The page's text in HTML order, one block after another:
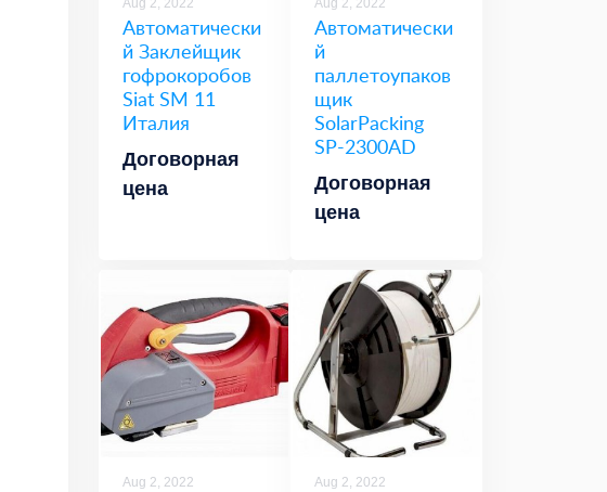
Aug 2, 2022
Автоматически
й Заклейщик
гофрокоробов
Siat SM 11
Италия
Договорная
цена
Aug 2, 2022
Автоматически
й
паллетоупаков
щик
SolarPacking
SP-2300AD
Договорная
цена
Aug 2, 2022 Aug 2, 2022